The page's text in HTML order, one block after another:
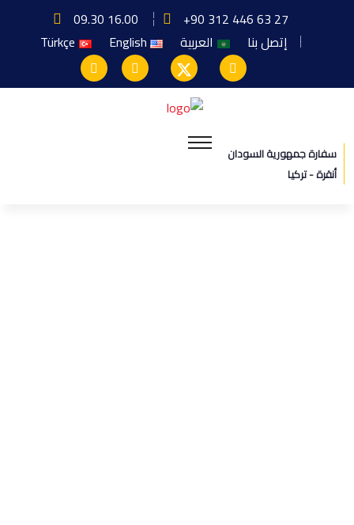
+90 312 446 63 27
09.30 16.00
إتصل بنا
العربية English
Türkçe
سفارة جمهورية السودان
أنقرة - تركيا